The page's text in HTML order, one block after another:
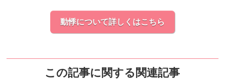
動悸について詳しくはこちら
この記事に関する関連記事